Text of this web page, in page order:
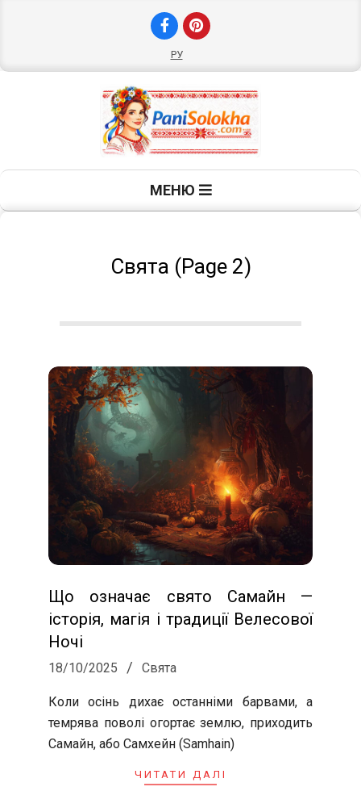
РУ
П
а
МЕНЮ
Свята (Page 2)
Що означає свято Самайн —
історія, магія і традиції Велесової
Ночі
2025-
18
18/10/2025 Свята
Коли осінь дихає останніми барвами, а
темрява поволі огортає землю, приходить
Самайн, або Самхейн (Samhain)
ЧИТАТИ ДАЛІ